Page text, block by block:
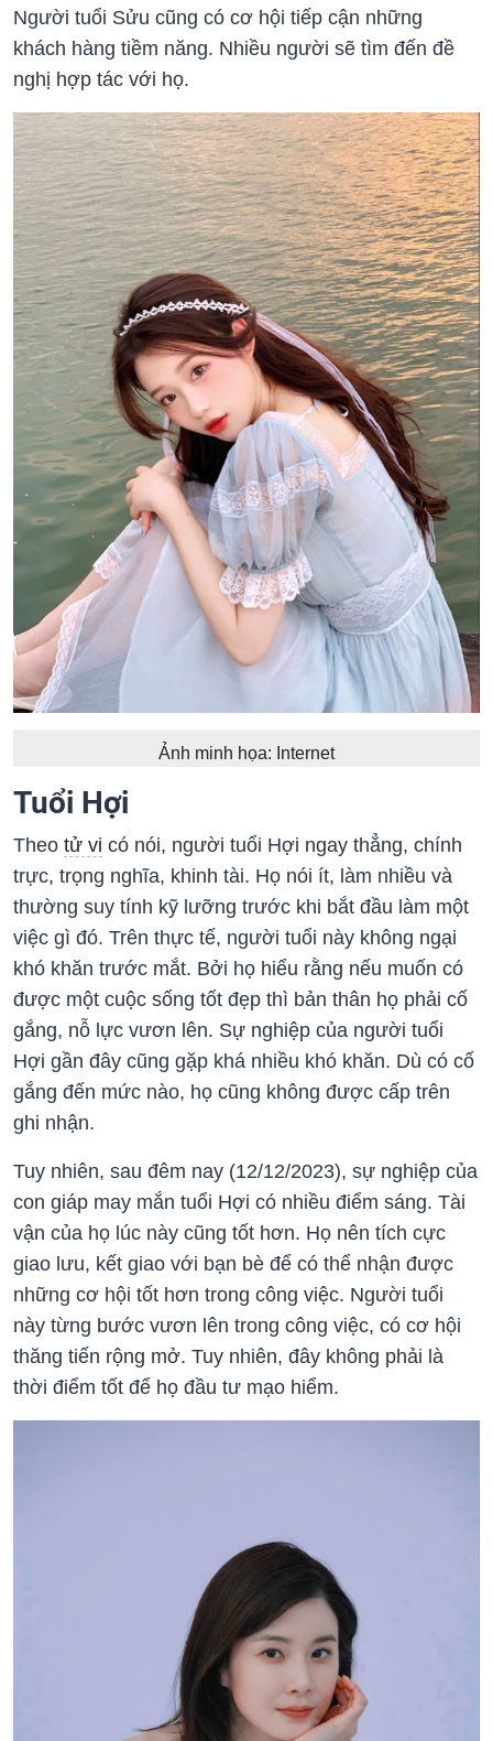
Người tuổi Sửu cũng có cơ hội tiếp cận những
khách hàng tiềm năng. Nhiều người sẽ tìm đến đề
nghị hợp tác với họ.
Ảnh minh họa: Internet
Tuổi Hợi
Theo tử vi có nói, người tuổi Hợi ngay thẳng, chính
trực, trọng nghĩa, khinh tài. Họ nói ít, làm nhiều và
thường suy tính kỹ lưỡng trước khi bắt đầu làm một
việc gì đó. Trên thực tế, người tuổi này không ngại
khó khăn trước mắt. Bởi họ hiểu rằng nếu muốn có
được một cuộc sống tốt đẹp thì bản thân họ phải cố
gắng, nỗ lực vươn lên. Sự nghiệp của người tuổi
Hợi gần đây cũng gặp khá nhiều khó khăn. Dù có cố
gắng đến mức nào, họ cũng không được cấp trên
ghi nhận.
Tuy nhiên, sau đêm nay (12/12/2023), sự nghiệp của
con giáp may mắn tuổi Hợi có nhiều điểm sáng. Tài
vận của họ lúc này cũng tốt hơn. Họ nên tích cực
giao lưu, kết giao với bạn bè để có thể nhận được
những cơ hội tốt hơn trong công việc. Người tuổi
này từng bước vươn lên trong công việc, có cơ hội
thăng tiến rộng mở. Tuy nhiên, đây không phải là
thời điểm tốt để họ đầu tư mạo hiểm.